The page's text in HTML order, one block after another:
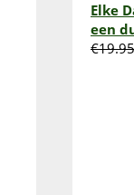
Elke
een
€19.95